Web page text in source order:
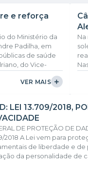
e reforça
do Ministério da
Padilha, em
de saúde
do Vice-
Municipal de...
VER MAIS
Na
LEI 13.709/2018,
DE PROTEÇÃO DE
2018 A Lei vem para
de liberdade e de
da personalidade de